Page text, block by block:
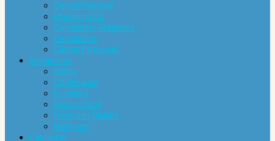
Consell Pastoral
Mossèn Cinto
Comunitats Religioses
Catequistes
Càritas Parroquial
Sagraments
Bateig
Confirmació
Eucaristia
Reconciliació
Unció dels Malalts
Matrimoni
Catequesi